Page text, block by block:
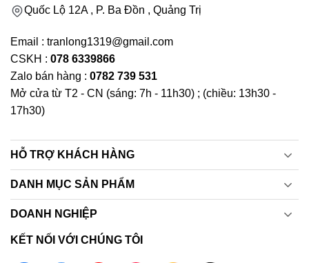
Quốc Lộ 12A , P. Ba Đồn , Quảng Trị
Email : tranlong1319@gmail.com
CSKH : 078 6339866
Zalo bán hàng : 0782 739 531
Mở cửa từ T2 - CN (sáng: 7h - 11h30) ; (chiều: 13h30 -
17h30)
HỖ TRỢ KHÁCH HÀNG
DANH MỤC SẢN PHẨM
DOANH NGHIỆP
KẾT NỐI VỚI CHÚNG TÔI